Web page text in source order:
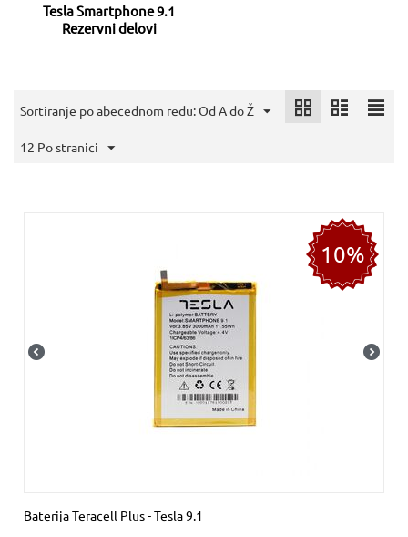
Tesla Smartphone 9.1
Rezervni delovi
Sortiranje po abecednom redu: Od A do Ž
12 Po stranici
10%
Baterija Teracell Plus - Tesla 9.1